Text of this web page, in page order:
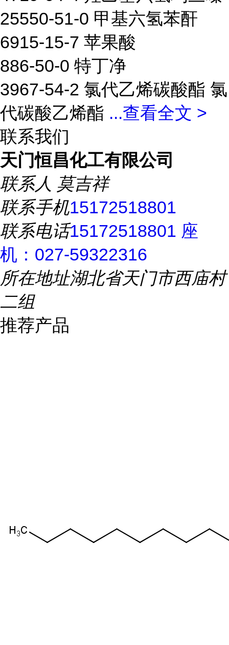
25550-51-0 甲基六氢苯酐
6915-15-7 苹果酸
886-50-0 特丁净
3967-54-2 氯代乙烯碳酸酯 氯
代碳酸乙烯酯 ...查看全文 >
联系我们
天门恒昌化工有限公司
联系人 莫吉祥
联系手机15172518801
联系电话15172518801 座
机：027-59322316
所在地址湖北省天门市西庙村
二组
推荐产品